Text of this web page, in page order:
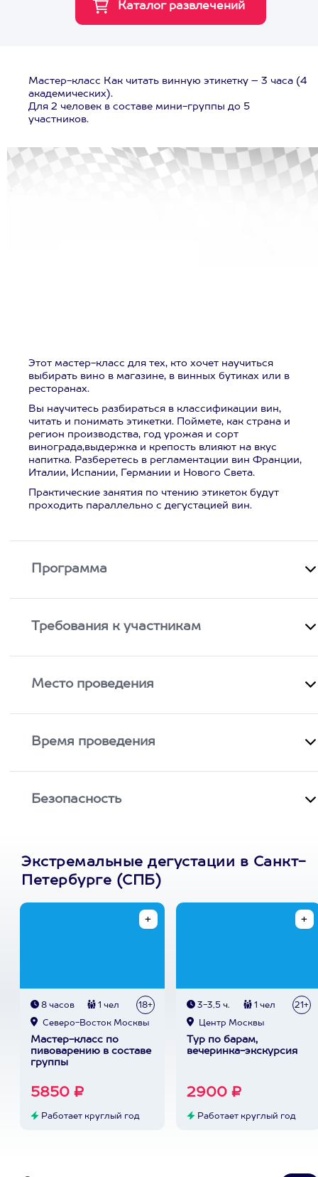
Мастер-класс Как читать винную этикетку – 3 часа (4
академических).
Для 2 человек в составе мини-группы до 5
участников.
Этот мастер-класс для тех, кто хочет научиться
выбирать вино в магазине, в винных бутиках или в
ресторанах.
Вы научитесь разбираться в классификации вин,
читать и понимать этикетки. Поймете, как страна и
регион производства, год урожая и сорт
винограда,выдержка и крепость влияют на вкус
напитка. Разберетесь в регламентации вин Франции,
Италии, Испании, Германии и Нового Света.
Практические занятия по чтению этикеток будут
проходить параллельно с дегустацией вин.
Программа
Требования к участникам
Место проведения
Время проведения
Безопасность
Экстремальные дегустации в Санкт-
Петербурге (СПБ)
8 часов 1 чел 18+
Северо-Восток Москвы
Мастер-класс по
пивоварению в составе
группы
5850 ₽
Работает круглый год
3-3,5 ч. 1 чел 21+
Центр Москвы
Тур по барам,
вечеринка-экскурсия
2900 ₽
Работает круглый год